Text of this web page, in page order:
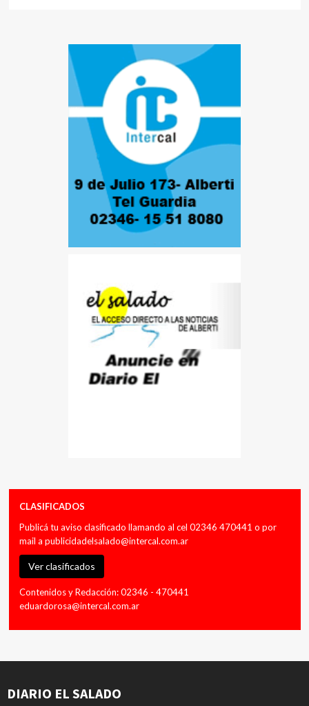
CLASIFICADOS
Publicá tu aviso clasificado llamando al cel 02346 470441 o por
mail a publicidadelsalado@intercal.com.ar
Ver clasificados
Contenidos y Redacción: 02346 - 470441
eduardorosa@intercal.com.ar
DIARIO EL SALADO